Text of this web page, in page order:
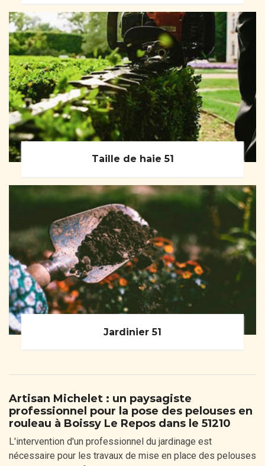
Taille de haie 51
Jardinier 51
Artisan Michelet : un paysagiste
professionnel pour la pose des pelouses en
rouleau à Boissy Le Repos dans le 51210
L'intervention d'un professionnel du jardinage est
nécessaire pour les travaux de mise en place des pelouses